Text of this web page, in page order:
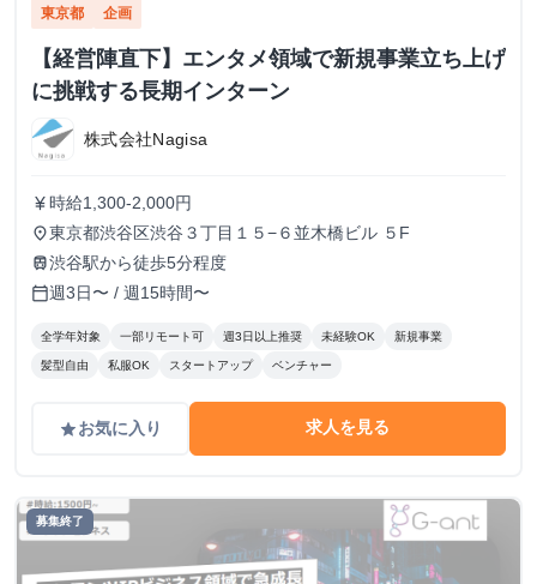
東京都 企画
【経営陣直下】エンタメ領域で新規事業立ち上げ
に挑戦する長期インターン
株式会社Nagisa
currency_yen 時給1,300-2,000円
place東京都渋谷区渋谷３丁目１５−６並木橋ビル ５F
train渋谷駅から徒歩5分程度
calendar_today週3日〜 / 週15時間〜
全学年対象 一部リモート可 週3日以上推奨 未経験OK 新規事業
髪型自由 私服OK スタートアップ ベンチャー
gradeお気に入り 求人を見る
募集終了